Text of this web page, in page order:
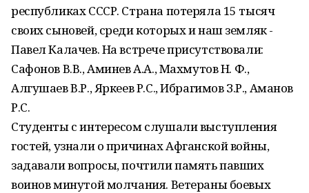
республиках СССР. Страна потеряла 15 тысяч
своих сыновей, среди которых и наш земляк -
Павел Калачев. На встрече присутствовали:
Сафонов В.В., Аминев А.А., Махмутов Н. Ф.,
Алгушаев В.Р., Яркеев Р.С., Ибрагимов З.Р., Аманов
Р.С.
Студенты с интересом слушали выступления
гостей, узнали о причинах Афганской войны,
задавали вопросы, почтили память павших
воинов минутой молчания. Ветераны боевых